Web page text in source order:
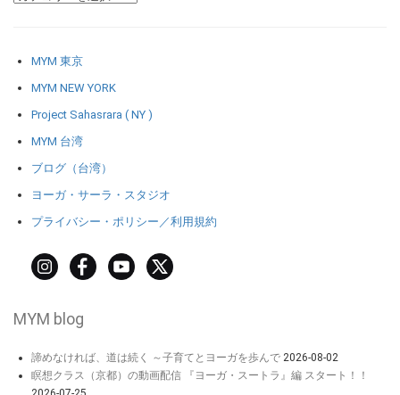
MYM 東京
MYM NEW YORK
Project Sahasrara ( NY )
MYM 台湾
ブログ（台湾）
ヨーガ・サーラ・スタジオ
プライバシー・ポリシー／利用規約
MYM blog
諦めなければ、道は続く ～子育てとヨーガを歩んで 2026-08-02
瞑想クラス（京都）の動画配信 『ヨーガ・スートラ』編 スタート！！